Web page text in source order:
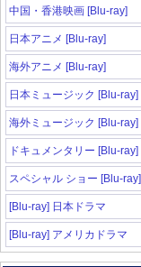
中国・香港映画 [Blu-ray]
日本アニメ [Blu-ray]
海外アニメ [Blu-ray]
日本ミュージック [Blu-ray]
海外ミュージック [Blu-ray]
ドキュメンタリー [Blu-ray]
スペシャル ショー [Blu-ray]
[Blu-ray] 日本ドラマ
[Blu-ray] アメリカドラマ